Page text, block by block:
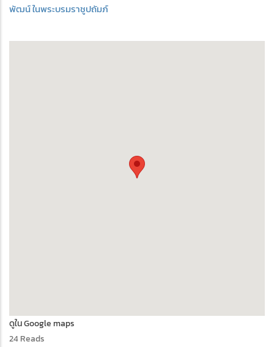
พัฒน์ ในพระบรมราชูปถัมภ์
ดูใน Google maps
24 Reads